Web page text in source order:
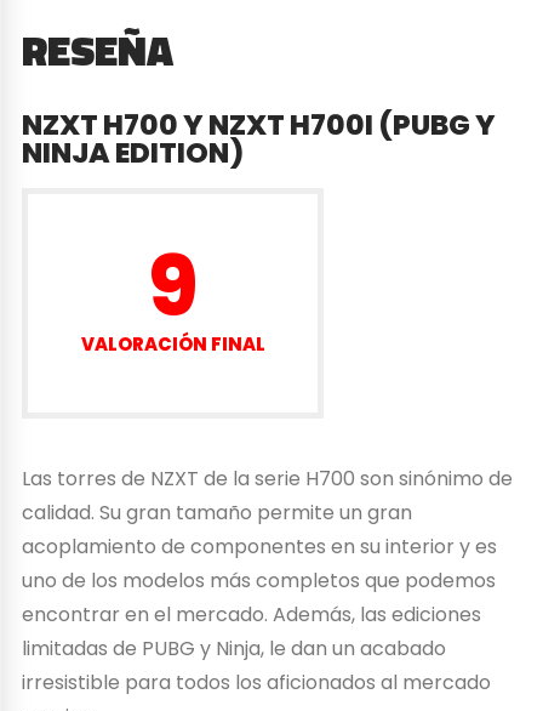
RESEÑA
NZXT H700 Y NZXT H700I (PUBG Y
NINJA EDITION)
9
VALORACIÓN FINAL
Las torres de NZXT de la serie H700 son sinónimo de
calidad. Su gran tamaño permite un gran
acoplamiento de componentes en su interior y es
uno de los modelos más completos que podemos
encontrar en el mercado. Además, las ediciones
limitadas de PUBG y Ninja, le dan un acabado
irresistible para todos los aficionados al mercado